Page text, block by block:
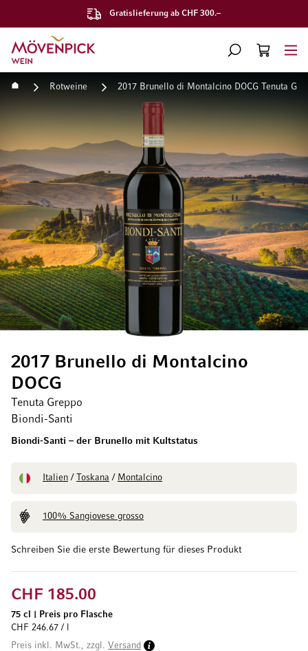
Gratislieferung ab CHF 300.–
Zur Startseite
SUCHE
WARENKORB
Startseite Rotweine 2017 Brunello di Montalcino DOCG Tenuta
Schreiben Sie die erste Bewertung für dieses Produkt
2017 Brunello di Montalcino
DOCG
Tenuta Greppo
Biondi-Santi
Biondi-Santi – der Brunello mit Kultstatus
Italien / Toskana / Montalcino
100% Sangiovese grosso
CHF 185.00
75 cl
Preis pro Flasche
CHF 246.67 / l
Preis inkl. MwSt., zzgl. Versand
Zum Ende der Bildgalerie springen